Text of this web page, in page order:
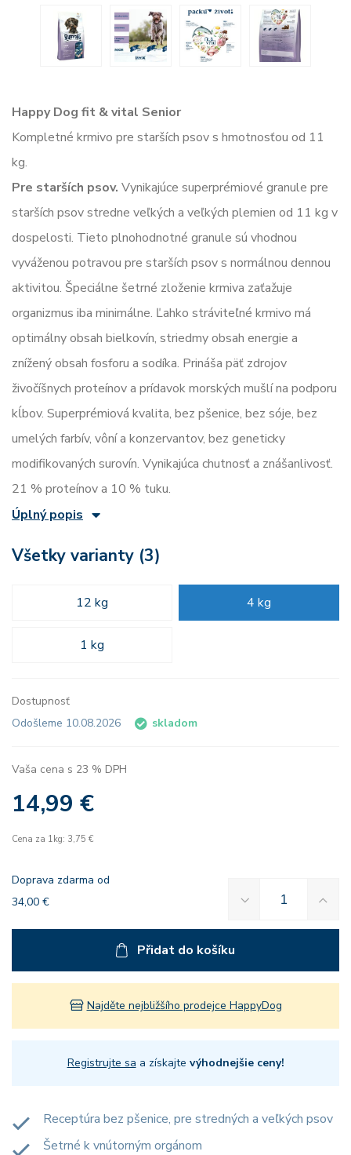
Happy Dog fit & vital Senior
Kompletné krmivo pre starších psov s hmotnosťou od 11
kg.
Pre starších psov. Vynikajúce superprémiové granule pre
starších psov stredne veľkých a veľkých plemien od 11 kg v
dospelosti. Tieto plnohodnotné granule sú vhodnou
vyváženou potravou pre starších psov s normálnou dennou
aktivitou. Špeciálne šetrné zloženie krmiva zaťažuje
organizmus iba minimálne. Ľahko stráviteľné krmivo má
optimálny obsah bielkovín, striedmy obsah energie a
znížený obsah fosforu a sodíka. Prináša päť zdrojov
živočíšnych proteínov a prídavok morských mušlí na podporu
kĺbov. Superprémiová kvalita, bez pšenice, bez sóje, bez
umelých farbív, vôní a konzervantov, bez geneticky
modifikovaných surovín. Vynikajúca chutnosť a znášanlivosť.
21 % proteínov a 10 % tuku.
Úplný popis
Všetky varianty (3)
12 kg 4 kg
1 kg
Dostupnosť
Odošleme 10.08.2026
skladom
Vaša cena s 23 % DPH
14,99 €
Cena za 1kg: 3,75 €
Doprava zdarma od
34,00 €
Přidat do košíku
Najděte nejbližšího prodejce HappyDog
Registrujte sa a získajte výhodnejšie ceny!
Receptúra bez pšenice, pre stredných a veľkých psov
Šetrné k vnútorným orgánom